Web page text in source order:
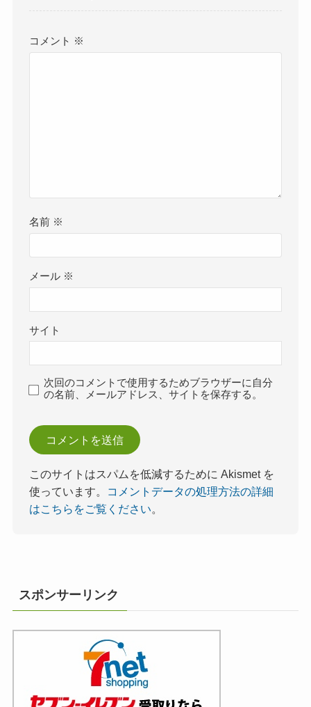
コメント ※
名前 ※
メール ※
サイト
次回のコメントで使用するためブラウザーに自分
の名前、メールアドレス、サイトを保存する。
このサイトはスパムを低減するために Akismet を
使っています。
コメントデータの処理方法の詳細
はこちらをご覧ください。
スポンサーリンク